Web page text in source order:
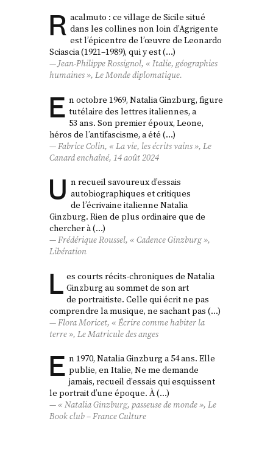
R acalmuto : ce village de Sicile situé
dans les collines non loin d’Agrigente
est l’épicentre de l’œuvre de Leonardo
Sciascia (1921–1989), qui y est (…)
Jean-Philippe Rossignol, « Italie, géographies
humaines », Le Monde diplomatique.
E n octobre 1969, Natalia Ginzburg, figure
tutélaire des lettres italiennes, a
53 ans. Son premier époux, Leone,
héros de l’antifascisme, a été (…)
Fabrice Colin, « La vie, les écrits vains »,Le
Canard enchaîné, 14 août 2024
U n recueil savoureux d’essais
autobiographiques et critiques
de l’écrivaine italienne Natalia
Ginzburg. Rien de plus ordinaire que de
chercher à (…)
Frédérique Roussel, « Cadence Ginzburg »,
Libération
L es courts récits-chroniques de Natalia
Ginzburg au sommet de son art
de portraitiste. Celle qui écrit ne pas
comprendre la musique, ne sachant pas (…)
Flora Moricet, « Écrire comme habiter la
terre »,Le Matricule des anges
E n 1970, Natalia Ginzburg a 54 ans. Elle
publie, en Italie, Ne me demande
jamais, recueil d’essais qui esquissent
le portrait d’une époque. À (…)
« Natalia Ginzburg, passeuse de monde », Le
Book club – France Culture